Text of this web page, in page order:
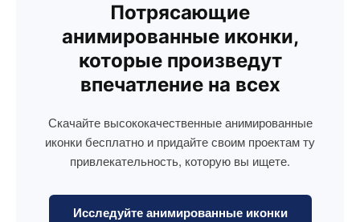
Потрясающие
анимированные иконки,
которые произведут
впечатление на всех
Скачайте высококачественные анимированные
иконки бесплатно и придайте своим проектам ту
привлекательность, которую вы ищете.
Исследуйте анимированные иконки